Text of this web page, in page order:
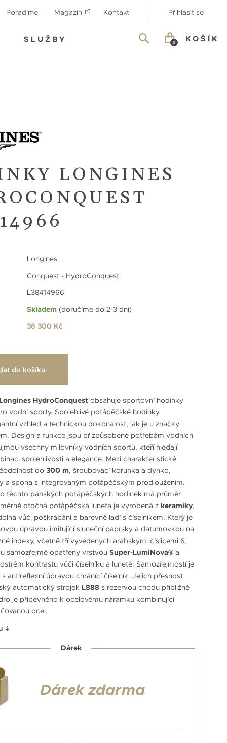
Poradíme Magazín Kontakt Přihlásit se
SLUŽBY KOŠÍK
0
LONGINES
Longines
Conquest - HydroConquest
L38414966
Skladem (doručíme do 2-3 dní)
36 300 Kč
do košíku
HydroConquest obsahuje sportovní hodinky
vodní sporty. Spolehlivé potápěčské hodinky
vzhled a technickou dokonalost, jak je u značky
Design a funkce jsou přizpůsobené potřebám vodních
všechny milovníky vodních sportů, kteří hledají
spolehlivosti a elegance. Mezi charakteristické
do 300 m, šroubovací korunka a dýnko,
a spona s integrovaným potápěčským prodloužením.
těchto pánských potápěčských hodinek má průměr
otočná potápěčská luneta je vyrobená z keramiky,
vůči poškrábání a barevně ladí s číselníkem. Který je
úpravou imitující sluneční paprsky a datumovkou na
indexy, včetně tří vyvedených arabskými číslicemi 6,
samozřejmě opatřeny vrstvou Super-LumiNova® a
kontrastu vůči číselníku a lunetě. Samozřejmostí je
antireflexní úpravou chránící číselník. Jejich přesnost
automatický strojek L888 s rezervou chodu přibližně
je připevněno k ocelovému náramku kombinující
ocel.
Dárek
Dárek zdarma